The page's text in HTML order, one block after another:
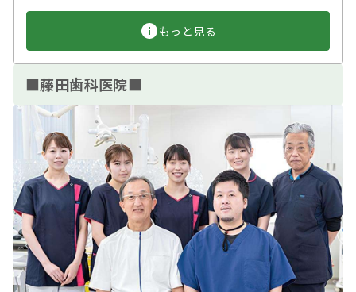
もっと見る
■藤田歯科医院■